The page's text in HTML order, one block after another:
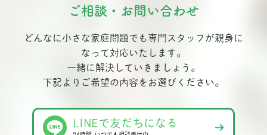
ご相談・お問い合わせ
どんなに小さな家庭問題でも専門スタッフが親身に
なって対応いたします。
一緒に解決していきましょう。
下記よりご希望の内容をお選びください。
LINEで友だちになる